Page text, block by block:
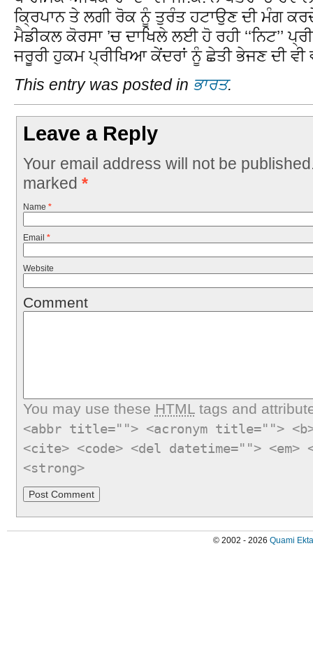
ਕ੍ਰਿਪਾਨ ਤੇ ਲਗੀ ਰੋਕ ਨੂੰ ਤੁਰੰਤ ਹਟਾਉਣ ਦੀ ਮੰਗ
ਮੈਡੀਕਲ ਕੋਰਸਾ ’ਚ ਦਾਖਿਲੇ ਲਈ ਹੋ ਰਹੀ ‘‘ਨਿਟ’’
ਜਰੂਰੀ ਹੁਕਮ ਪ੍ਰੀਖਿਆ ਕੇਂਦਰਾਂ ਨੂੰ ਛੇਤੀ ਭੇਜਣ ਦੀ ਵੀ
This entry was posted in ਭਾਰਤ.
Leave a Reply
Your email address will not be
marked *
Name *
Email *
Website
Comment
You may use these HTMLtags and
<abbr title=""> <acronym title="">
<cite> <code> <del datetime="">
<strong>
© 2002 - 2026 Quami